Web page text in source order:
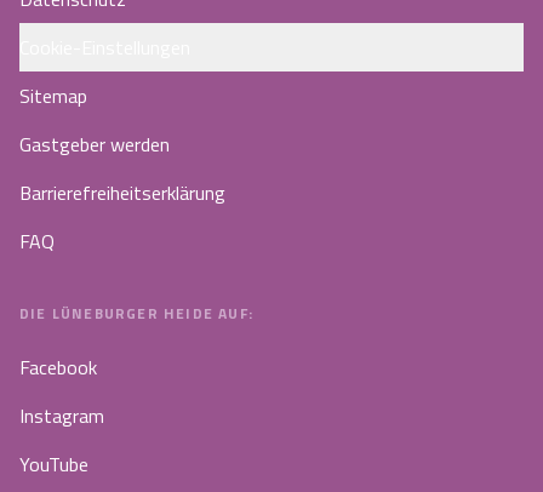
Sitemap
Gastgeber werden
Barrierefreiheitserklärung
FAQ
DIE LÜNEBURGER HEIDE AUF:
Facebook
Instagram
YouTube